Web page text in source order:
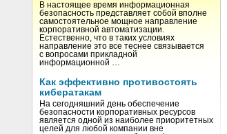
В настоящее время информационная
безопасность представляет собой вполне
самостоятельное мощное направление
корпоративной автоматизации.
Естественно, что в таких условиях
направление это все теснее связывается
с вопросами прикладной
информационной …
Как эффективно противостоять
кибератакам
На сегодняшний день обеспечение
безопасности корпоративных ресурсов
является одной из наиболее приоритетных
целей для любой компании вне